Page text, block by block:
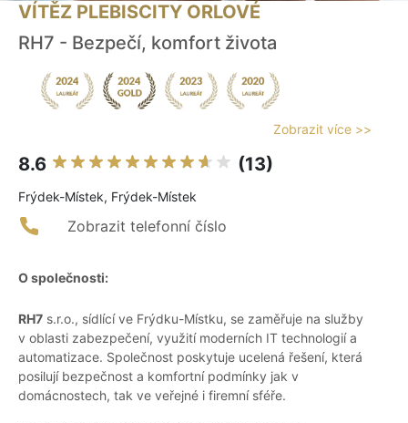
VÍTĚZ PLEBISCITY ORLOVÉ
RH7 - Bezpečí, komfort života
Zobrazit více >>
8.6 (13)
Frýdek-Místek, Frýdek-Místek
Zobrazit telefonní číslo
O společnosti:
RH7 s.r.o., sídlící ve Frýdku-Místku, se zaměřuje na služby
v oblasti zabezpečení, využití moderních IT technologií a
automatizace. Společnost poskytuje ucelená řešení, která
posilují bezpečnost a komfortní podmínky jak v
domácnostech, tak ve veřejné i firemní sféře.